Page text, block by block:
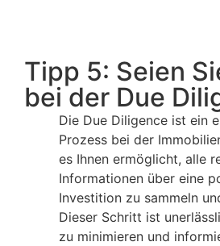
Tipp 5: Seien
bei der Due
Die Due Diligence ist ein
Prozess bei der
es Ihnen ermöglicht, alle
Informationen über eine
Investition zu sammeln
Dieser Schritt ist
zu minimieren und